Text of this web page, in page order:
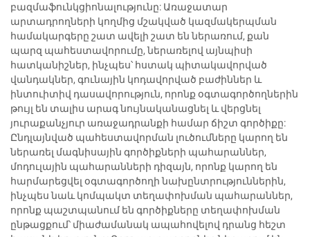
բազմաֆունկցիոնալությունը: Առաջատար
արտադրողների կողմից մշակված կազմակերպման
համակարգերը շատ ավելի շատ են ներառում, քան
պարզ պահեստավորումը, ներառելով այնպիսի
հատկանիշներ, ինչպես՝ հստակ պիտակավորված
վանդակներ, գունային կոդավորված բաժիններ և
ինտուիտիվ դասավորություն, որոնք օգտագործողներին
թույլ են տալիս արագ նույնականացնել և վերցնել
յուրաքանչյուր առաջադրանքի համար ճիշտ գործիքը:
Ընդլայնված պահեստավորման լուծումները կարող են
ներառել մագնիսային գործիքների պահարաններ,
մոդուլային պահարանների դիզայն, որոնք կարող են
հարմարեցվել օգտագործողի նախընտրություններին,
ինչպես նաև կոմպակտ տեղափոխման պահարաններ,
որոնք պաշտպանում են գործիքները տեղափոխման
ընթացքում՝ միաժամանակ ապահովելով դրանց հեշտ